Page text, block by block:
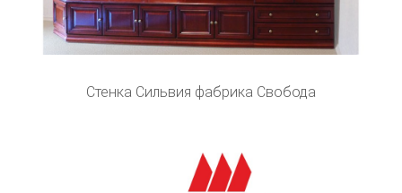
Стенка Сильвия фабрика Свобода